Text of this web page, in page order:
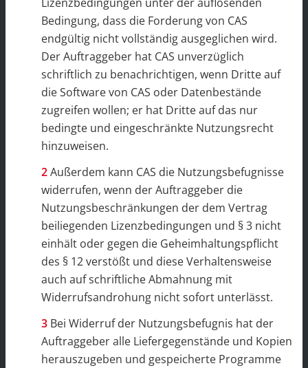
Lizenzbedingungen unter der auflösenden
Bedingung, dass die Forderung von CAS
endgültig nicht vollständig ausgeglichen wird.
Der Auftraggeber hat CAS unverzüglich
schriftlich zu benachrichtigen, wenn Dritte auf
die Software von CAS oder Datenbestände
zugreifen wollen; er hat Dritte auf das nur
bedingte und eingeschränkte Nutzungsrecht
hinzuweisen.
Außerdem kann CAS die Nutzungsbefugnisse
widerrufen, wenn der Auftraggeber die
Nutzungsbeschränkungen der dem Vertrag
beiliegenden Lizenzbedingungen und § 3 nicht
einhält oder gegen die Geheimhaltungspflicht
des § 12 verstößt und diese Verhaltensweise
auch auf schriftliche Abmahnung mit
Widerrufsandrohung nicht sofort unterlässt.
Bei Widerruf der Nutzungsbefugnis hat der
Auftraggeber alle Liefergegenstände und Kopien
herauszugeben und gespeicherte Programme